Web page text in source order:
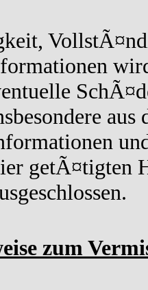
getÃ¤tigten
zum